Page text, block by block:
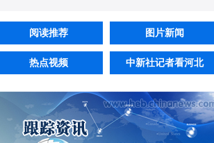
阅读推荐 图片新闻
热点视频 中新社记者看河北